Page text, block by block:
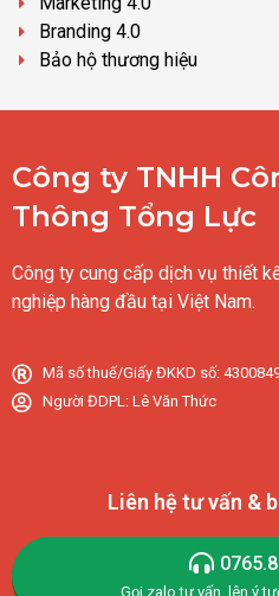
Branding 4.0
Bảo hộ thương hiệu
Công ty TNHH
Thông Tổng Lực
Công ty cung cấp dịch vụ thiết
nghiệp hàng đầu tại Việt Nam.
Mã số thuế/Giấy ĐKKD số:
Người ĐDPL: Lê Văn Thức
Liên hệ tư vấn &
Gọi,zalo tư vấn, lên ý